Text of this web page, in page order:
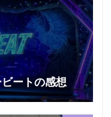
ートの感想